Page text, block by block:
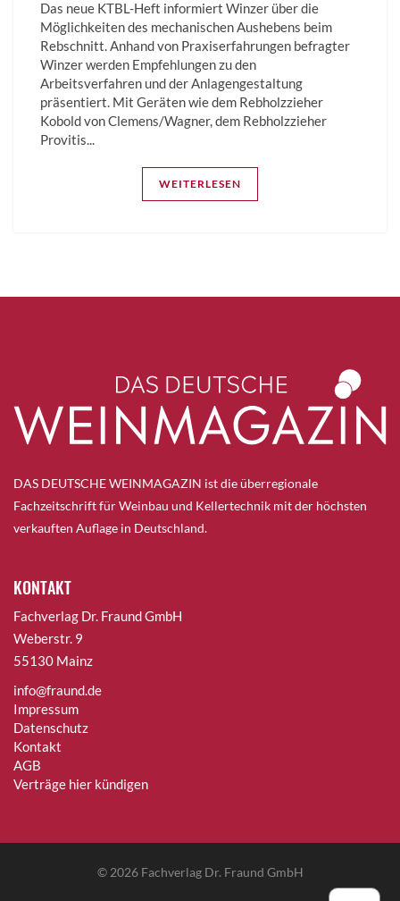
Das neue KTBL-Heft informiert Winzer über die
Möglichkeiten des mechanischen Aushebens beim
Rebschnitt. Anhand von Praxiserfahrungen befragter
Winzer werden Empfehlungen zu den
Arbeitsverfahren und der Anlagengestaltung
präsentiert. Mit Geräten wie dem Rebholzzieher
Kobold von Clemens/Wagner, dem Rebholzzieher
Provitis...
WEITERLESEN
DAS DEUTSCHE WEINMAGAZIN ist die überregionale
Fachzeitschrift für Weinbau und Kellertechnik mit der höchsten
verkauften Auflage in Deutschland.
KONTAKT
Fachverlag Dr. Fraund GmbH
Weberstr. 9
55130 Mainz
info@fraund.de
Impressum
Datenschutz
Kontakt
AGB
Verträge hier kündigen
© 2026 Fachverlag Dr. Fraund GmbH